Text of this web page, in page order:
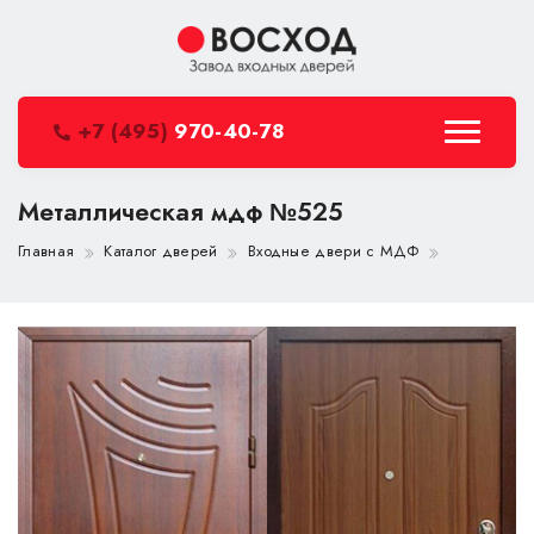
+7 (495) 970-40-78
Металлическая мдф №525
Главная Каталог дверей Входные двери с МДФ